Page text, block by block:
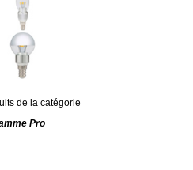
de la catégorie
Pro